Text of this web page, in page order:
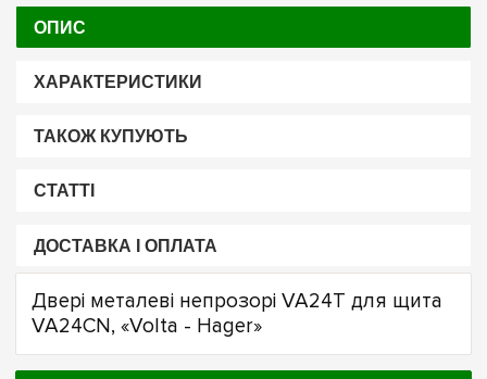
ОПИС
ХАРАКТЕРИСТИКИ
ТАКОЖ КУПУЮТЬ
СТАТТІ
ДОСТАВКА І ОПЛАТА
Двері металеві непрозорі VA24T для щита
VA24CN, «Volta - Hager»